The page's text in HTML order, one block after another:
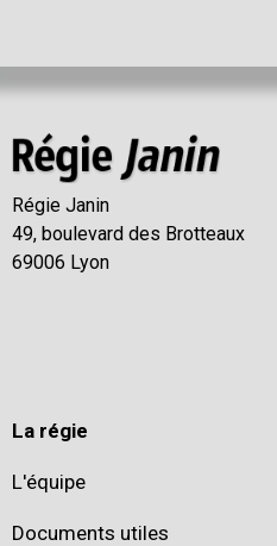
Régie Janin
49, boulevard des Brotteaux
69006 Lyon
La régie
L'équipe
Documents utiles